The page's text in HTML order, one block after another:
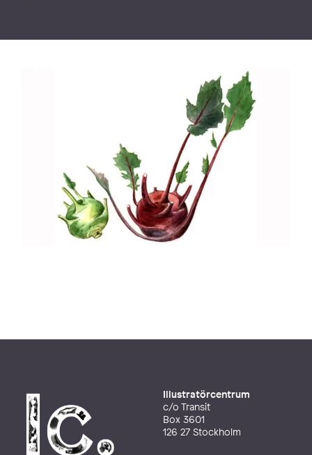
Illustratörcentrum
c/o Transit
Box 3601
126 27 Stockholm